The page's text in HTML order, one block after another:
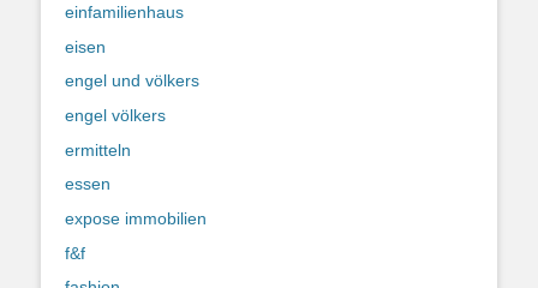
einfamilienhaus
eisen
engel und völkers
engel völkers
ermitteln
essen
expose immobilien
f&f